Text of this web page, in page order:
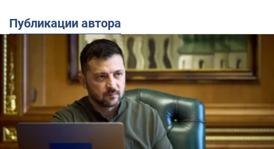
Публикации автора